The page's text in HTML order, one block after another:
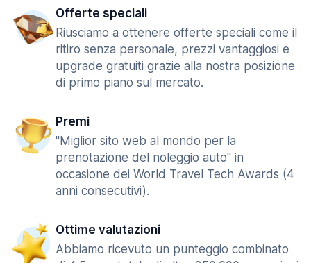
Offerte speciali
Riusciamo a ottenere offerte speciali come il
ritiro senza personale, prezzi vantaggiosi e
upgrade gratuiti grazie alla nostra posizione
di primo piano sul mercato.
Premi
"Miglior sito web al mondo per la
prenotazione del noleggio auto" in
occasione dei World Travel Tech Awards (4
anni consecutivi).
Ottime valutazioni
Abbiamo ricevuto un punteggio combinato